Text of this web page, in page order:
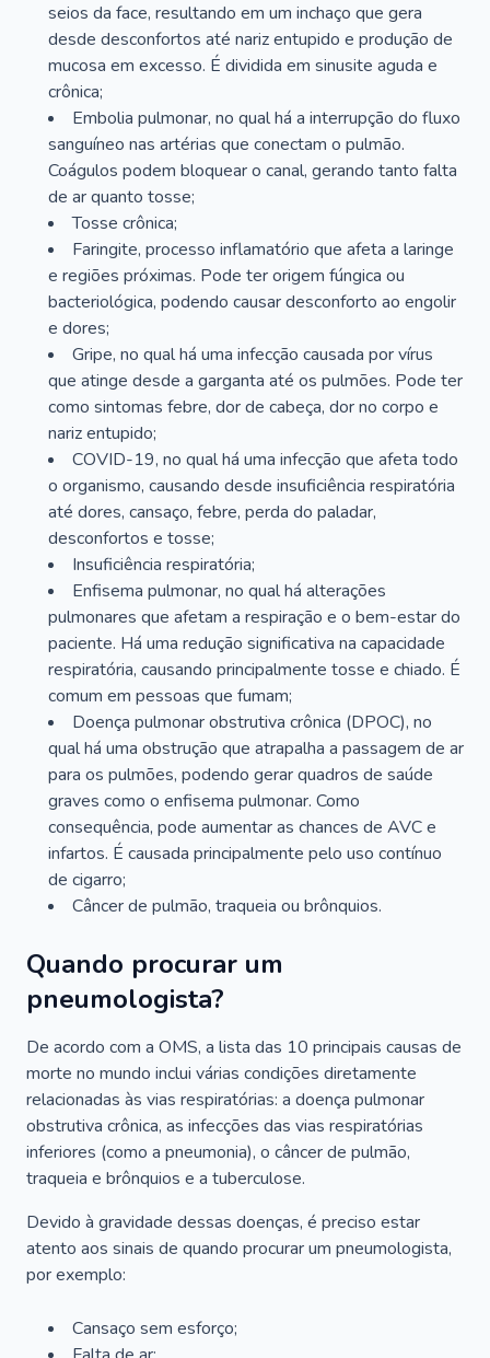
seios da face, resultando em um inchaço que gera
desde desconfortos até nariz entupido e produção de
mucosa em excesso. É dividida em sinusite aguda e
crônica;
Embolia pulmonar, no qual há a interrupção do fluxo
sanguíneo nas artérias que conectam o pulmão.
Coágulos podem bloquear o canal, gerando tanto falta
de ar quanto tosse;
Tosse crônica;
Faringite, processo inflamatório que afeta a laringe
e regiões próximas. Pode ter origem fúngica ou
bacteriológica, podendo causar desconforto ao engolir
e dores;
Gripe, no qual há uma infecção causada por vírus
que atinge desde a garganta até os pulmões. Pode ter
como sintomas febre, dor de cabeça, dor no corpo e
nariz entupido;
COVID-19, no qual há uma infecção que afeta todo
o organismo, causando desde insuficiência respiratória
até dores, cansaço, febre, perda do paladar,
desconfortos e tosse;
Insuficiência respiratória;
Enfisema pulmonar, no qual há alterações
pulmonares que afetam a respiração e o bem-estar do
paciente. Há uma redução significativa na capacidade
respiratória, causando principalmente tosse e chiado. É
comum em pessoas que fumam;
Doença pulmonar obstrutiva crônica (DPOC), no
qual há uma obstrução que atrapalha a passagem de ar
para os pulmões, podendo gerar quadros de saúde
graves como o enfisema pulmonar. Como
consequência, pode aumentar as chances de AVC e
infartos. É causada principalmente pelo uso contínuo
de cigarro;
Câncer de pulmão, traqueia ou brônquios.
Quando procurar um
pneumologista?
De acordo com a OMS, a lista das 10 principais causas de
morte no mundo inclui várias condições diretamente
relacionadas às vias respiratórias: a doença pulmonar
obstrutiva crônica, as infecções das vias respiratórias
inferiores (como a pneumonia), o câncer de pulmão,
traqueia e brônquios e a tuberculose.
Devido à gravidade dessas doenças, é preciso estar
atento aos sinais de quando procurar um pneumologista,
por exemplo:
Cansaço sem esforço;